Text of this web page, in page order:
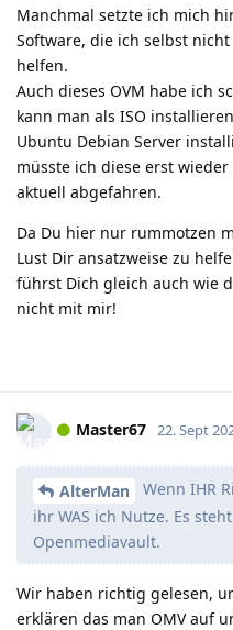
Manchmal setzte ich mich
Software, die ich selbst
helfen.
Auch dieses OVM habe ich
kann man als ISO
Ubuntu Debian Server
müsste ich diese erst
aktuell abgefahren.
Da Du hier nur rummotzen
Lust Dir ansatzweise zu
führst Dich gleich auch wie
nicht mit mir!
Master67 22. Sept
AlterMan
Wenn IHR
ihr WAS ich Nutze. Es
Openmediavault.
Wir haben richtig gelesen,
erklären das man OMV auf